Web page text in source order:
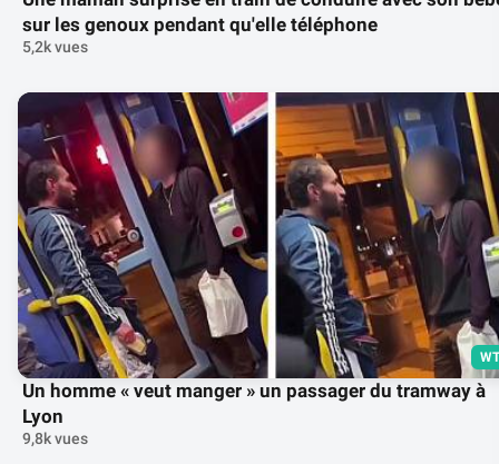
sur les genoux pendant qu'elle téléphone
5,2k vues
Un homme « veut manger » un passager du tramway à
Lyon
9,8k vues